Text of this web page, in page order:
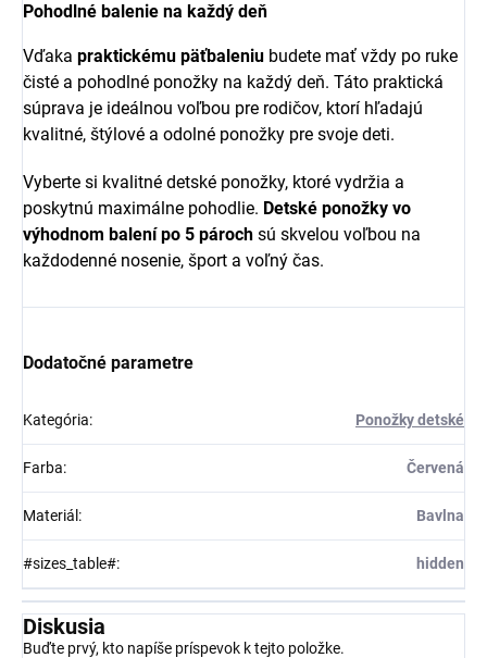
Pohodlné balenie na každý deň
Vďaka praktickému päťbaleniu budete mať vždy po ruke
čisté a pohodlné ponožky na každý deň. Táto praktická
súprava je ideálnou voľbou pre rodičov, ktorí hľadajú
kvalitné, štýlové a odolné ponožky pre svoje deti.
Vyberte si kvalitné detské ponožky, ktoré vydržia a
poskytnú maximálne pohodlie. Detské ponožky vo
výhodnom balení po 5 pároch sú skvelou voľbou na
každodenné nosenie, šport a voľný čas.
Dodatočné parametre
Kategória: Ponožky detské
Farba: Červená
Materiál : Bavlna
#sizes_table#: hidden
Diskusia
Buďte prvý, kto napíše príspevok k tejto položke.